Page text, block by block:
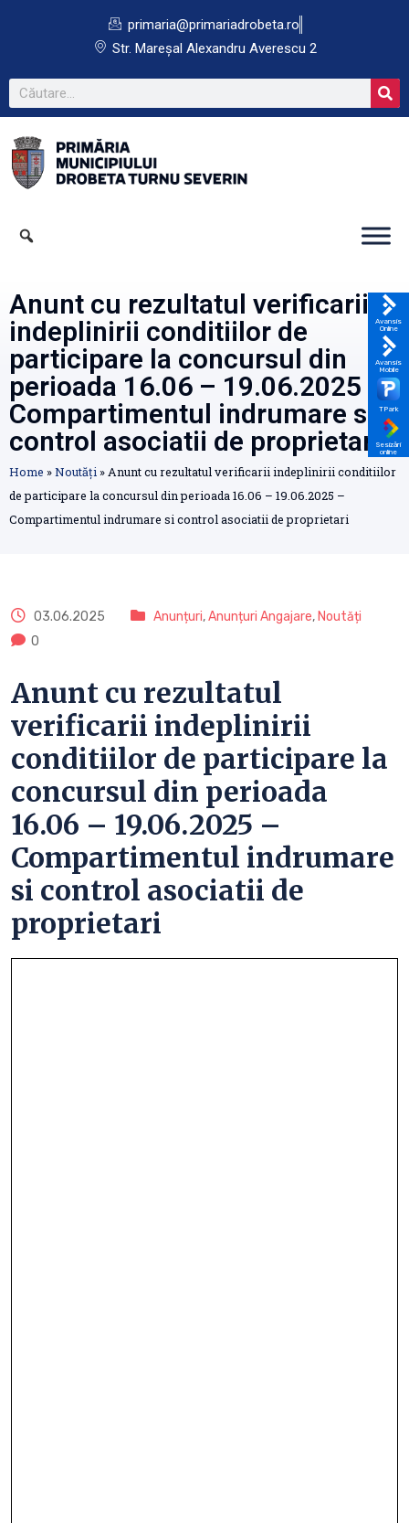
primaria@primariadrobeta.ro
Str. Mareșal Alexandru Averescu 2
Anunt cu rezultatul verificarii
indeplinirii conditiilor de
participare la concursul din
perioada 16.06 – 19.06.2025 –
Compartimentul indrumare si
control asociatii de proprietari
Home »Noutăți » Anunt cu rezultatul verificarii indeplinirii conditiilor
de participare la concursul din perioada 16.06 – 19.06.2025 –
Compartimentul indrumare si control asociatii de proprietari
03.06.2025 Anunțuri,Anunțuri Angajare, Noutăți
0
Anunt cu rezultatul
verificarii indeplinirii
conditiilor de participare la
concursul din perioada
16.06 – 19.06.2025 –
Compartimentul indrumare
si control asociatii de
proprietari
Avansis
Online
Avansis
Mobile
TPark
Sesizări
online